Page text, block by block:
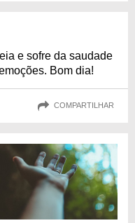
e sofre da saudade
Bom dia!
COMPARTILHAR